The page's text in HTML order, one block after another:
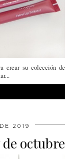
crear su colección de
2019
octubre